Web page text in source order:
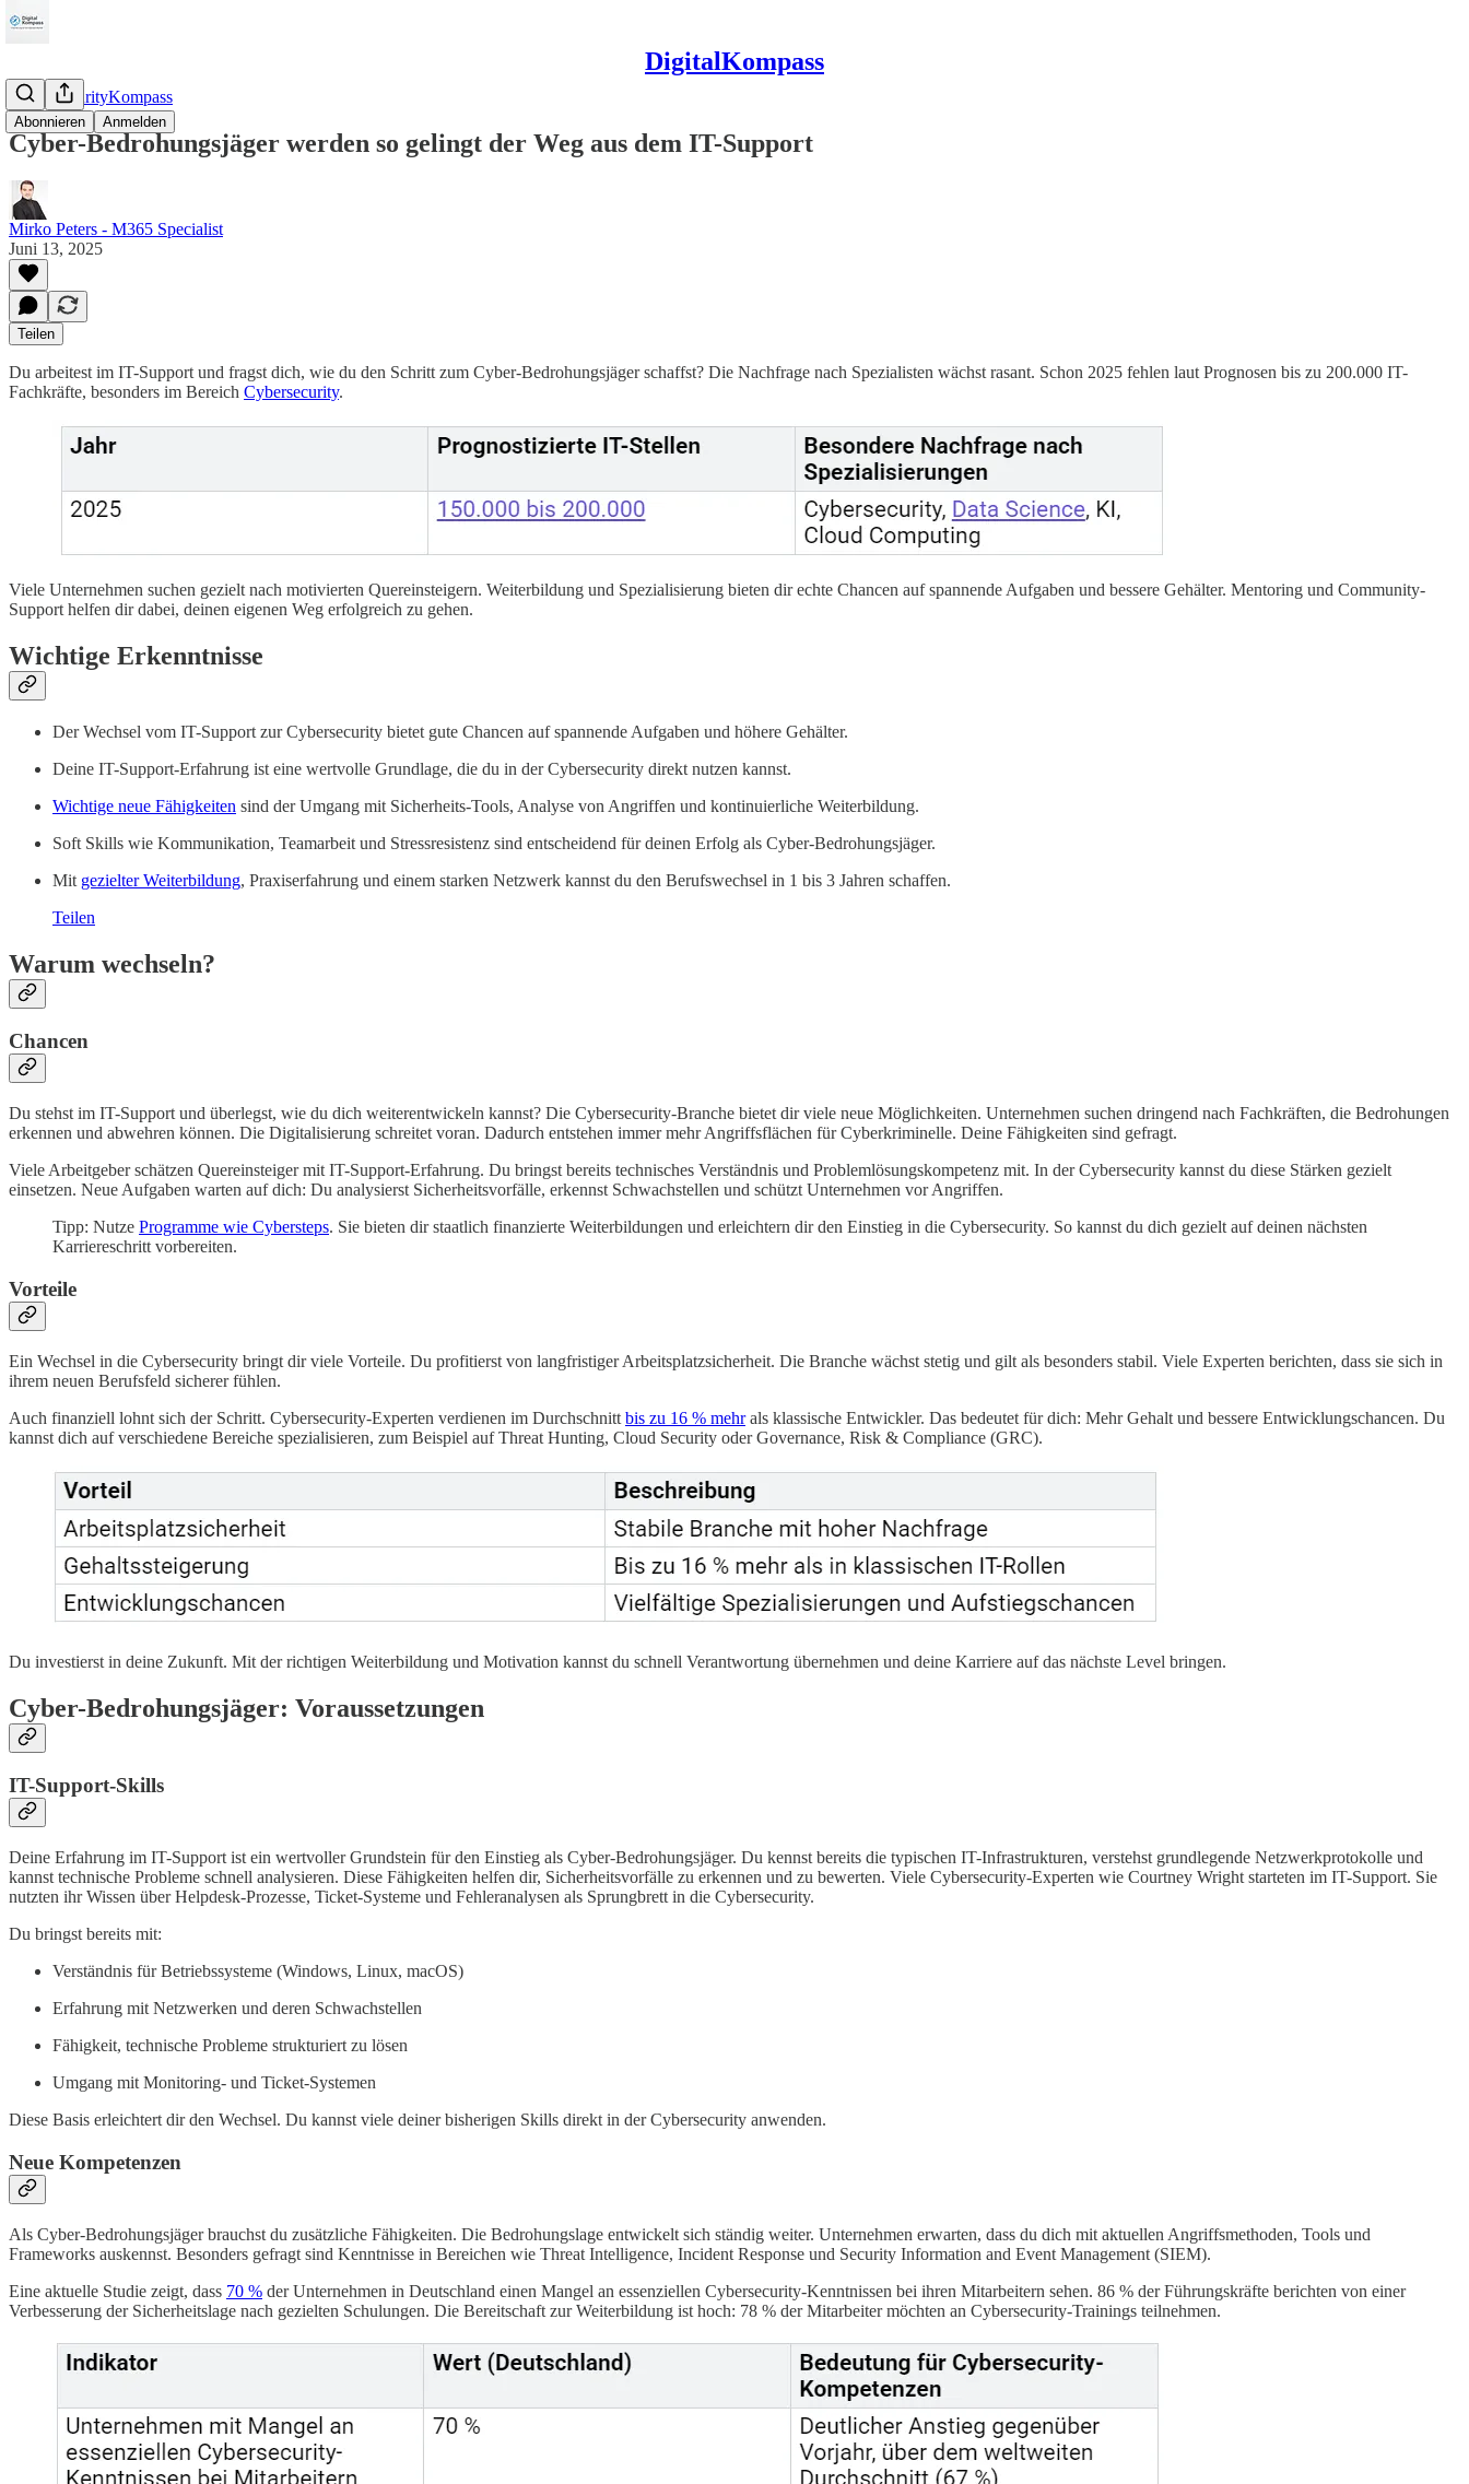
DigitalKompass
Abonnieren Anmelden
CyberSecurityKompass
Cyber-Bedrohungsjäger werden so gelingt der Weg aus dem IT-Support
Mirko Peters - M365 Specialist
Juni 13, 2025
Teilen
Du arbeitest im IT-Support und fragst dich, wie du den Schritt zum Cyber-Bedrohungsjäger schaffst? Die Nachfrage nach Spezialisten wächst rasant. Schon 2025 fehlen laut Prognosen bis zu 200.000 IT-
Fachkräfte, besonders im Bereich Cybersecurity.
Viele Unternehmen suchen gezielt nach motivierten Quereinsteigern. Weiterbildung und Spezialisierung bieten dir echte Chancen auf spannende Aufgaben und bessere Gehälter. Mentoring und Community-
Support helfen dir dabei, deinen eigenen Weg erfolgreich zu gehen.
Wichtige Erkenntnisse
Der Wechsel vom IT-Support zur Cybersecurity bietet gute Chancen auf spannende Aufgaben und höhere Gehälter.
Deine IT-Support-Erfahrung ist eine wertvolle Grundlage, die du in der Cybersecurity direkt nutzen kannst.
Wichtige neue Fähigkeiten sind der Umgang mit Sicherheits-Tools, Analyse von Angriffen und kontinuierliche Weiterbildung.
Soft Skills wie Kommunikation, Teamarbeit und Stressresistenz sind entscheidend für deinen Erfolg als Cyber-Bedrohungsjäger.
Mit gezielter Weiterbildung, Praxiserfahrung und einem starken Netzwerk kannst du den Berufswechsel in 1 bis 3 Jahren schaffen.
Teilen
Warum wechseln?
Chancen
Du stehst im IT-Support und überlegst, wie du dich weiterentwickeln kannst? Die Cybersecurity-Branche bietet dir viele neue Möglichkeiten. Unternehmen suchen dringend nach Fachkräften, die Bedrohungen
erkennen und abwehren können. Die Digitalisierung schreitet voran. Dadurch entstehen immer mehr Angriffsflächen für Cyberkriminelle. Deine Fähigkeiten sind gefragt.
Viele Arbeitgeber schätzen Quereinsteiger mit IT-Support-Erfahrung. Du bringst bereits technisches Verständnis und Problemlösungskompetenz mit. In der Cybersecurity kannst du diese Stärken gezielt
einsetzen. Neue Aufgaben warten auf dich: Du analysierst Sicherheitsvorfälle, erkennst Schwachstellen und schützt Unternehmen vor Angriffen.
Tipp: Nutze Programme wie Cybersteps. Sie bieten dir staatlich finanzierte Weiterbildungen und erleichtern dir den Einstieg in die Cybersecurity. So kannst du dich gezielt auf deinen nächsten
Karriereschritt vorbereiten.
Vorteile
Ein Wechsel in die Cybersecurity bringt dir viele Vorteile. Du profitierst von langfristiger Arbeitsplatzsicherheit. Die Branche wächst stetig und gilt als besonders stabil. Viele Experten berichten, dass sie sich in
ihrem neuen Berufsfeld sicherer fühlen.
Auch finanziell lohnt sich der Schritt. Cybersecurity-Experten verdienen im Durchschnitt bis zu 16 % mehrals klassische Entwickler. Das bedeutet für dich: Mehr Gehalt und bessere Entwicklungschancen. Du
kannst dich auf verschiedene Bereiche spezialisieren, zum Beispiel auf Threat Hunting, Cloud Security oder Governance, Risk & Compliance (GRC).
Du investierst in deine Zukunft. Mit der richtigen Weiterbildung und Motivation kannst du schnell Verantwortung übernehmen und deine Karriere auf das nächste Level bringen.
Cyber-Bedrohungsjäger: Voraussetzungen
IT-Support-Skills
Deine Erfahrung im IT-Support ist ein wertvoller Grundstein für den Einstieg als Cyber-Bedrohungsjäger. Du kennst bereits die typischen IT-Infrastrukturen, verstehst grundlegende Netzwerkprotokolle und
kannst technische Probleme schnell analysieren. Diese Fähigkeiten helfen dir, Sicherheitsvorfälle zu erkennen und zu bewerten. Viele Cybersecurity-Experten wie Courtney Wright starteten im IT-Support. Sie
nutzten ihr Wissen über Helpdesk-Prozesse, Ticket-Systeme und Fehleranalysen als Sprungbrett in die Cybersecurity.
Du bringst bereits mit:
Verständnis für Betriebssysteme (Windows, Linux, macOS)
Erfahrung mit Netzwerken und deren Schwachstellen
Fähigkeit, technische Probleme strukturiert zu lösen
Umgang mit Monitoring- und Ticket-Systemen
Diese Basis erleichtert dir den Wechsel. Du kannst viele deiner bisherigen Skills direkt in der Cybersecurity anwenden.
Neue Kompetenzen
Als Cyber-Bedrohungsjäger brauchst du zusätzliche Fähigkeiten. Die Bedrohungslage entwickelt sich ständig weiter. Unternehmen erwarten, dass du dich mit aktuellen Angriffsmethoden, Tools und
Frameworks auskennst. Besonders gefragt sind Kenntnisse in Bereichen wie Threat Intelligence, Incident Response und Security Information and Event Management (SIEM).
Eine aktuelle Studie zeigt, dass 70 % der Unternehmen in Deutschland einen Mangel an essenziellen Cybersecurity-Kenntnissen bei ihren Mitarbeitern sehen. 86 % der Führungskräfte berichten von einer
Verbesserung der Sicherheitslage nach gezielten Schulungen. Die Bereitschaft zur Weiterbildung ist hoch: 78 % der Mitarbeiter möchten an Cybersecurity-Trainings teilnehmen.